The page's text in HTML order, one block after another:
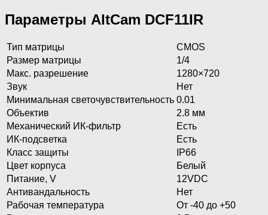
Параметры AltCam DCF11IR
Тип матрицы
CMOS
Размер матрицы
1/4
Макс. разрешение
1280×720
Звук
Нет
Минимальная светочувствительность 0.01
Объектив
2.8 мм
Механический ИК-фильтр
Есть
ИК-подсветка
Есть
Класс защиты
IP66
Цвет корпуса
Белый
Питание, V
12VDC
Антивандальность
Нет
Рабочая температура
От -40 до +50